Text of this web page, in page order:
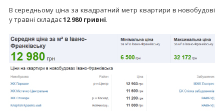
В середньому ціна за квадратний метр квартири в новобудові
у травні складає12 980 гривні.